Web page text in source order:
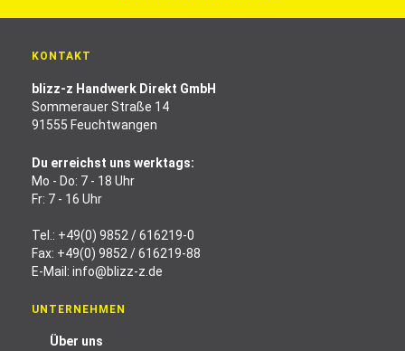
KONTAKT
blizz-z Handwerk Direkt GmbH
Sommerauer Straße 14
91555 Feuchtwangen
Du erreichst uns werktags:
Mo - Do: 7 - 18 Uhr
Fr: 7 - 16 Uhr
Tel.: +49(0) 9852 / 616219-0
Fax: +49(0) 9852 / 616219-88
E-Mail: info@blizz-z.de
UNTERNEHMEN
Über uns